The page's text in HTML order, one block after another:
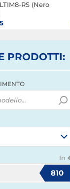
RS (Nero
PRODOTTI:
In
810